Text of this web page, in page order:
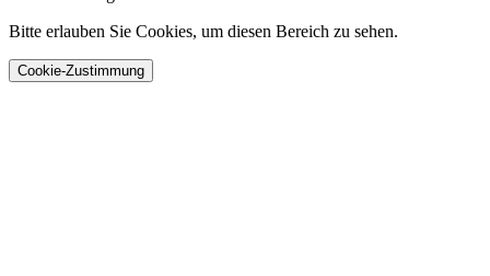
Bitte erlauben Sie Cookies, um diesen Bereich zu sehen.
Cookie-Zustimmung